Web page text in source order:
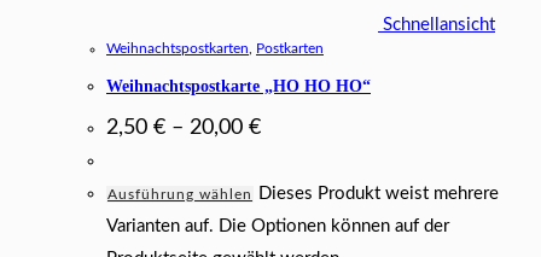
Schnellansicht
Weihnachtspostkarten Postkarten
Weihnachtspostkarte „HO HO HO“
2,50 € – 20,00 €
Ausführung wählen
Dieses Produkt weist mehrere
Varianten auf. Die Optionen können auf der